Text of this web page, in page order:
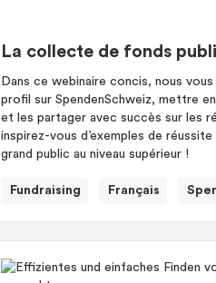
La collecte de fonds
Dans ce webinaire concis, nous
profil sur SpendenSchweiz, mettre
et les partager avec succès sur les
inspirez-vous d’exemples de
grand public au niveau supérieur !
Fundraising Français